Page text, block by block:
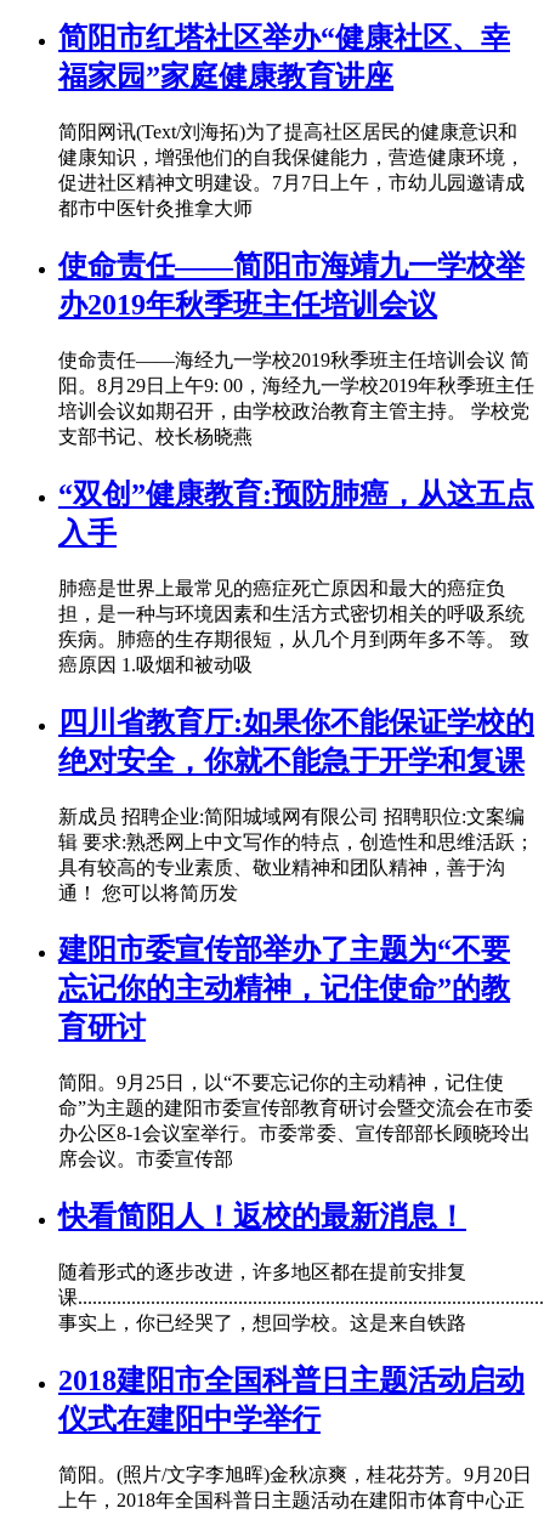
简阳市红塔社区举办“健康社区、幸
福家园”家庭健康教育讲座
简阳网讯(Text/刘海拓)为了提高社区居民的健康意识和
健康知识，增强他们的自我保健能力，营造健康环境，
促进社区精神文明建设。7月7日上午，市幼儿园邀请成
都市中医针灸推拿大师
使命责任——简阳市海靖九一学校举
办2019年秋季班主任培训会议
使命责任——海经九一学校2019秋季班主任培训会议 简
阳。8月29日上午9: 00，海经九一学校2019年秋季班主任
培训会议如期召开，由学校政治教育主管主持。 学校党
支部书记、校长杨晓燕
“双创”健康教育:预防肺癌，从这五点
入手
肺癌是世界上最常见的癌症死亡原因和最大的癌症负
担，是一种与环境因素和生活方式密切相关的呼吸系统
疾病。肺癌的生存期很短，从几个月到两年多不等。 致
癌原因 1.吸烟和被动吸
四川省教育厅:如果你不能保证学校的
绝对安全，你就不能急于开学和复课
新成员 招聘企业:简阳城域网有限公司 招聘职位:文案编
辑 要求:熟悉网上中文写作的特点，创造性和思维活跃；
具有较高的专业素质、敬业精神和团队精神，善于沟
通！ 您可以将简历发
建阳市委宣传部举办了主题为“不要
忘记你的主动精神，记住使命”的教
育研讨
简阳。9月25日，以“不要忘记你的主动精神，记住使
命”为主题的建阳市委宣传部教育研讨会暨交流会在市委
办公区8-1会议室举行。市委常委、宣传部部长顾晓玲出
席会议。市委宣传部
快看简阳人！返校的最新消息！
随着形式的逐步改进，许多地区都在提前安排复
课
事实上，你已经哭了，想回学校。这是来自铁路
2018建阳市全国科普日主题活动启动
仪式在建阳中学举行
简阳。(照片/文字李旭晖)金秋凉爽，桂花芬芳。9月20日
上午，2018年全国科普日主题活动在建阳市体育中心正